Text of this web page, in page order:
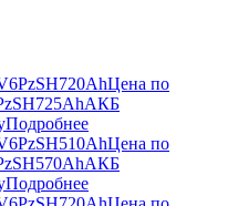
Цена по
АКБ
Подробнее
Цена по
АКБ
Подробнее